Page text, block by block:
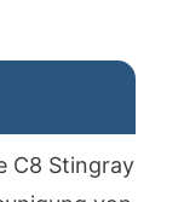
C8 Stingray